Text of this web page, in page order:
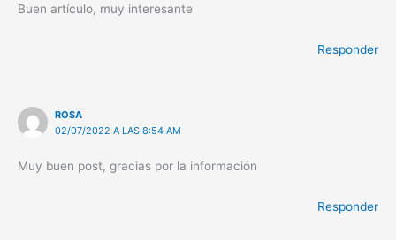
Buen artículo, muy interesante
Responder
ROSA
02/07/2022 A LAS 8:54 AM
Muy buen post, gracias por la información
Responder